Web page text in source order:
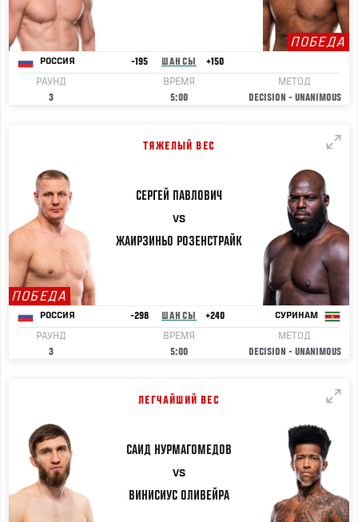
ПОБЕДА
РОССИЯ -195 ШАНСЫ
+150
РАУНД
3
ВРЕМЯ
5:00
МЕТОД
DECISION - UNANIMOUS
ТЯЖЕЛЫЙ ВЕС
ПОБЕДА
СЕРГЕЙ ПАВЛОВИЧ
VS
ЖАИРЗИНЬО РОЗЕНСТРАЙК
РОССИЯ -298 ШАНСЫ +240 СУРИНАМ
РАУНД
3
ВРЕМЯ
5:00
МЕТОД
DECISION - UNANIMOUS
ЛЕГЧАЙШИЙ ВЕС
САИД НУРМАГОМЕДОВ
VS
ВИНИСИУС ОЛИВЕЙРА